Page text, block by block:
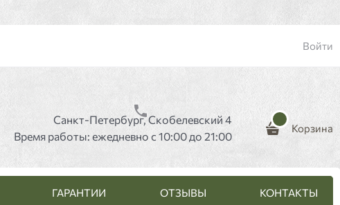
Войти
Санкт-Петербург, Скобелевский 4
Время работы: ежедневно с 10:00 до 21:00
Корзина
ГАРАНТИИ ОТЗЫВЫ КОНТАКТЫ